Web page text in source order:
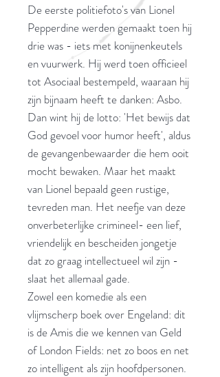
De eerste politiefoto's van Lionel
Pepperdine werden gemaakt toen hij
drie was - iets met konijnenkeutels
en vuurwerk. Hij werd toen officieel
tot Asociaal bestempeld, waaraan hij
zijn bijnaam heeft te danken: Asbo.
Dan wint hij de lotto: 'Het bewijs dat
God gevoel voor humor heeft', aldus
de gevangenbewaarder die hem ooit
mocht bewaken. Maar het maakt
van Lionel bepaald geen rustige,
tevreden man. Het neefje van deze
onverbeterlijke crimineel- een lief,
vriendelijk en bescheiden jongetje
dat zo graag intellectueel wil zijn -
slaat het allemaal gade.
Zowel een komedie als een
vlijmscherp boek over Engeland: dit
is de Amis die we kennen van Geld
of London Fields: net zo boos en net
zo intelligent als zijn hoofdpersonen.